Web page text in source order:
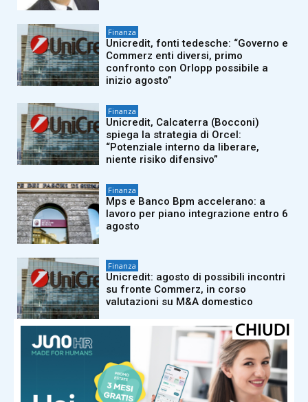
Finanza
Unicredit, fonti tedesche: “Governo e
Commerz enti diversi, primo
confronto con Orlopp possibile a
inizio agosto”
Finanza
Unicredit, Calcaterra (Bocconi)
spiega la strategia di Orcel:
“Potenziale interno da liberare,
niente risiko difensivo”
Finanza
Mps e Banco Bpm accelerano: a
lavoro per piano integrazione entro 6
agosto
Finanza
Unicredit: agosto di possibili incontri
su fronte Commerz, in corso
valutazioni su M&A domestico
Bce: David (Candriam), ‘Eurozona
debole, rischio recessione’